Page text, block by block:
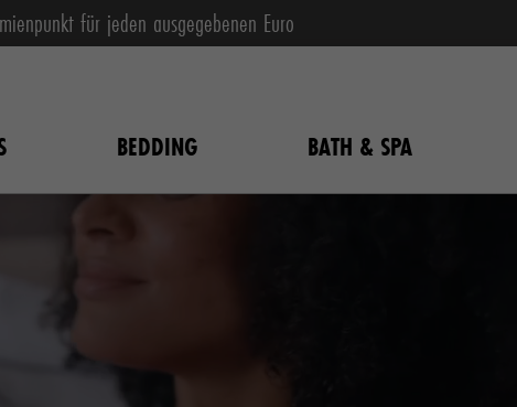
für jeden ausgegebenen Euro
BEDDING BATH & SPA